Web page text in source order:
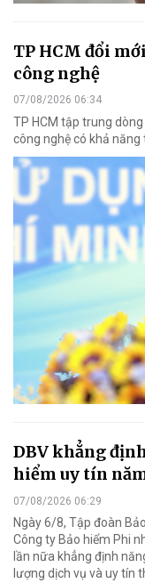
TP HCM đổi
công nghệ
07/08/2026 06:34
TP HCM tập trung
công nghệ có khả
DBV khẳng
hiểm uy tín
07/08/2026 06:29
Ngày 6/8, Tập đoàn
Công ty Bảo hiểm Phi
lần nữa khẳng định
lượng dịch vụ và uy tín